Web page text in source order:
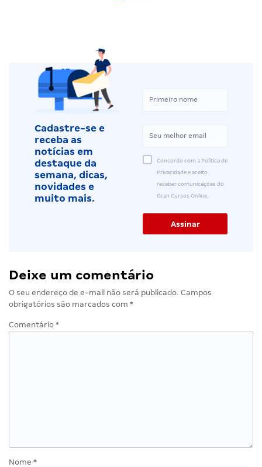
Cadastre-se e
receba as
notícias em
destaque da
semana, dicas,
novidades e
muito mais.
Concordo com a Política de
Privacidade e aceito
receber comunicações do
Gran Cursos Online.
Deixe um comentário
O seu endereço de e-mail não será publicado. Campos
obrigatórios são marcados com *
Comentário *
Nome *